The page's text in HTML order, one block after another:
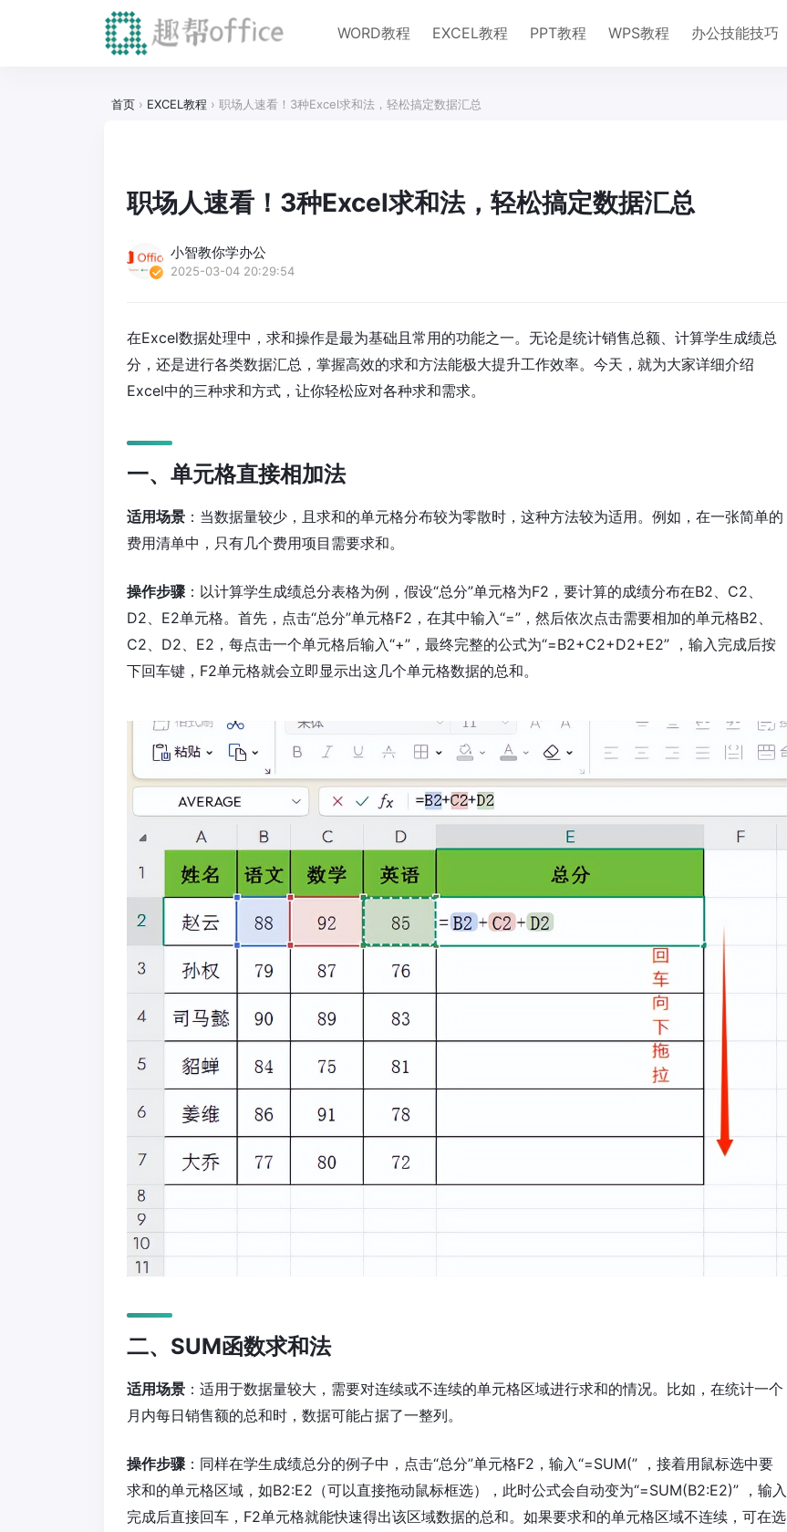
WORD教程 EXCEL教程 PPT教程 WPS教程 办公技能技巧
首页 › EXCEL教程 › 职场人速看！3种Excel求和法，轻松搞定数据汇总
职场人速看！3种Excel求和法，轻松搞定数据汇总
小智教你学办公
2025-03-04 20:29:54
在Excel数据处理中，求和操作是最为基础且常用的功能之一。无论是统计销售总额、计算学生成绩总
分，还是进行各类数据汇总，掌握高效的求和方法能极大提升工作效率。今天，就为大家详细介绍
Excel中的三种求和方式，让你轻松应对各种求和需求。
一、单元格直接相加法
适用场景 ：当数据量较少，且求和的单元格分布较为零散时，这种方法较为适用。例如，在一张简单的
费用清单中，只有几个费用项目需要求和。
操作步骤 ：以计算学生成绩总分表格为例，假设“总分”单元格为F2，要计算的成绩分布在B2、C2、
D2、E2单元格。首先，点击“总分”单元格F2，在其中输入“=”，然后依次点击需要相加的单元格B2、
C2、D2、E2，每点击一个单元格后输入“+”，最终完整的公式为“=B2+C2+D2+E2” ，输入完成后按
下回车键，F2单元格就会立即显示出这几个单元格数据的总和。
二、SUM函数求和法
适用场景 ：适用于数据量较大，需要对连续或不连续的单元格区域进行求和的情况。比如，在统计一个
月内每日销售额的总和时，数据可能占据了一整列。
操作步骤：同样在学生成绩总分的例子中，点击“总分”单元格F2，输入“=SUM(” ，接着用鼠标选中要
求和的单元格区域，如B2:E2（可以直接拖动鼠标框选），此时公式会自动变为“=SUM(B2:E2)” ，输入
完成后直接回车，F2单元格就能快速得出该区域数据的总和。如果要求和的单元格区域不连续，可在选